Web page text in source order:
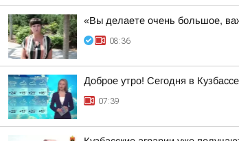
«Вы делаете очень большое,
08:36
Доброе утро! Сегодня в
07:39